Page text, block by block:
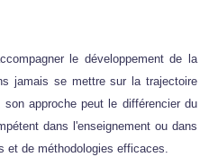
le développement de la
jamais se mettre sur la trajectoire
approche peut le différencier du
dans l'enseignement ou dans
et de méthodologies efficaces.